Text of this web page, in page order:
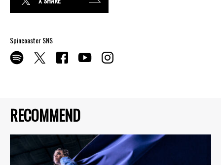
RECOMMEND
Spincoaster SNS